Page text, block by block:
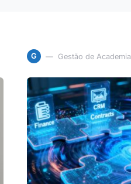
G Gestão de Academia